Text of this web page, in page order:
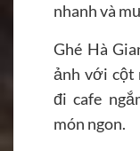
nhanh và
Ghé Hà
ảnh với cột
đi cafe
món ngon.